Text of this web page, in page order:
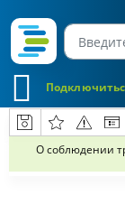
О соблюдении